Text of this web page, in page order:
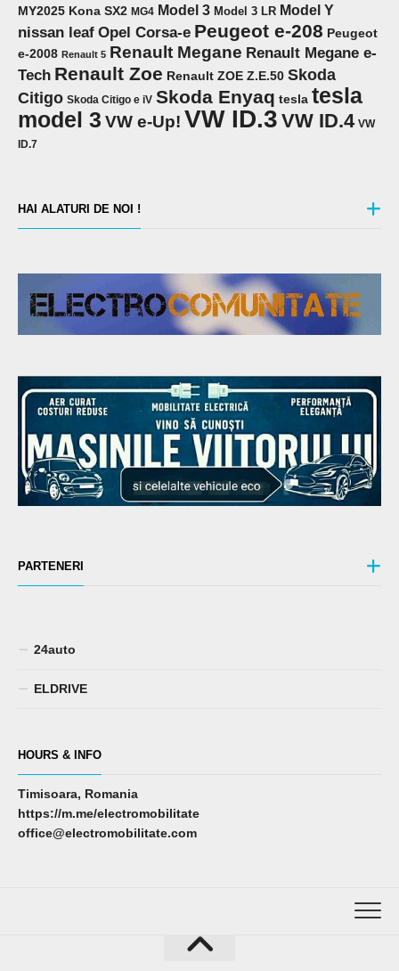
MY2025 Kona SX2 MG4 Model 3 Model 3 LR Model Y
nissan leaf Opel Corsa-e Peugeot e-208 Peugeot
e-2008 Renault 5 Renault Megane Renault Megane e-
Tech Renault Zoe Renault ZOE Z.E.50 Skoda
Citigo Skoda Citigo e iV Skoda Enyaq tesla tesla
model 3 VW e-Up! VW ID.3 VW ID.4 VW
ID.7
HAI ALATURI DE NOI !
PARTENERI
24auto
ELDRIVE
HOURS & INFO
Timisoara, Romania
https://m.me/electromobilitate
office@electromobilitate.com